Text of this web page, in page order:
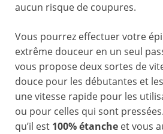
aucun risque de coupures.
Vous pourrez effectuer votre
extrême douceur en un seul
vous propose deux sortes de
douce pour les débutantes et
une vitesse rapide pour les
ou pour celles qui sont
qu’il est 100% étanche et vous